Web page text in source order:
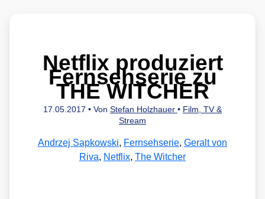
Netflix produziert
Fernsehserie zu
THE WITCHER
17.05.2017 • Von Stefan Holzhauer • Film, TV &
Stream
Andrzej Sapkowski, Fernsehserie, Geralt von
Riva, Netflix, The Witcher